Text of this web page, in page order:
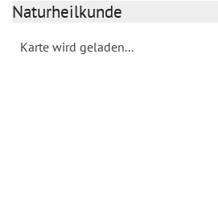
Naturheilkunde
Karte wird geladen...